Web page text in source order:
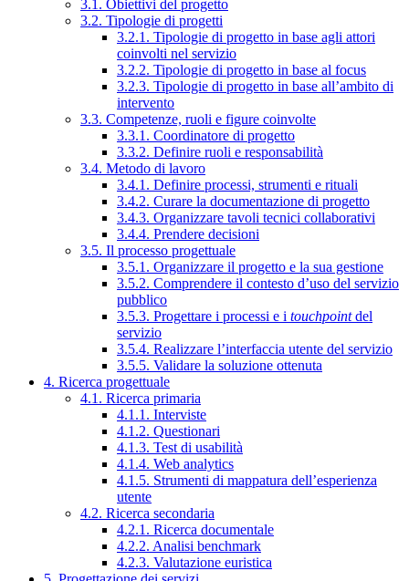
3.1. Obiettivi del progetto
3.2. Tipologie di progetti
3.2.1. Tipologie di progetto in base agli attori
coinvolti nel servizio
3.2.2. Tipologie di progetto in base al focus
3.2.3. Tipologie di progetto in base all’ambito di
intervento
3.3. Competenze, ruoli e figure coinvolte
3.3.1. Coordinatore di progetto
3.3.2. Definire ruoli e responsabilità
3.4. Metodo di lavoro
3.4.1. Definire processi, strumenti e rituali
3.4.2. Curare la documentazione di progetto
3.4.3. Organizzare tavoli tecnici collaborativi
3.4.4. Prendere decisioni
3.5. Il processo progettuale
3.5.1. Organizzare il progetto e la sua gestione
3.5.2. Comprendere il contesto d’uso del servizio
pubblico
3.5.3. Progettare i processi e i touchpointdel
servizio
3.5.4. Realizzare l’interfaccia utente del servizio
3.5.5. Validare la soluzione ottenuta
4. Ricerca progettuale
4.1. Ricerca primaria
4.1.1. Interviste
4.1.2. Questionari
4.1.3. Test di usabilità
4.1.4. Web analytics
4.1.5. Strumenti di mappatura dell’esperienza
utente
4.2. Ricerca secondaria
4.2.1. Ricerca documentale
4.2.2. Analisi benchmark
4.2.3. Valutazione euristica